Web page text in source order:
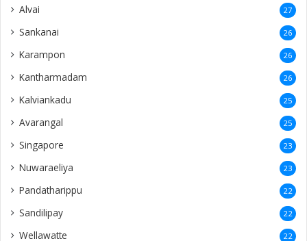
Alvai 27
Sankanai 26
Karampon 26
Kantharmadam 26
Kalviankadu 25
Avarangal 25
Singapore 23
Nuwaraeliya 23
Pandatharippu 22
Sandilipay 22
Wellawatte 22